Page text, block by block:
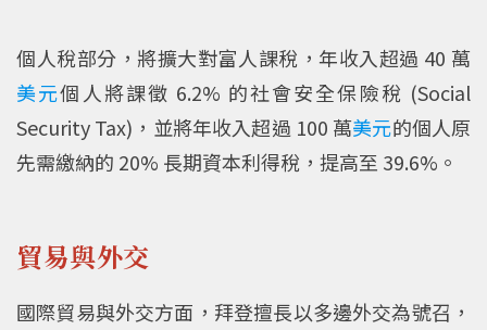
個人稅部分，將擴大對富人課稅，年收入超過 40 萬
美元個人將課徵 6.2% 的社會安全保險稅 (Social
Security Tax)，並將年收入超過 100 萬美元的個人原
先需繳納的 20% 長期資本利得稅，提高至 39.6%。
貿易與外交
國際貿易與外交方面，拜登擅長以多邊外交為號召，